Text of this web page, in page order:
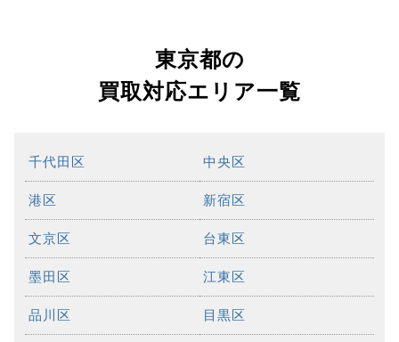
東京都の
買取対応エリア一覧
千代田区 中央区
港区 新宿区
文京区 台東区
墨田区 江東区
品川区 目黒区